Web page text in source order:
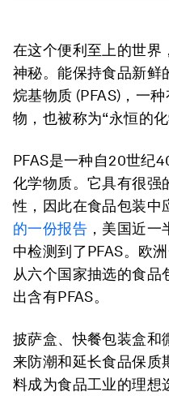
在这个便利至上的世界
神秘。能保持食品新鲜
烷基物质 (PFAS)，一
物，也被称为“永恒的化
PFAS是一种自20世纪
化学物质。它具有很强
性，因此在食品包装中
的一份报告 ，美国近
中检测到了PFAS。欧
从六个国家抽选的食品
出含有PFAS。
披萨盒、快餐包装盒和
来防潮和延长食品保质
料成为食品工业的理想